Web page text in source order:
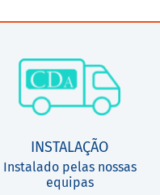
INSTALAÇÃO
Instalado pelas nossas
equipas